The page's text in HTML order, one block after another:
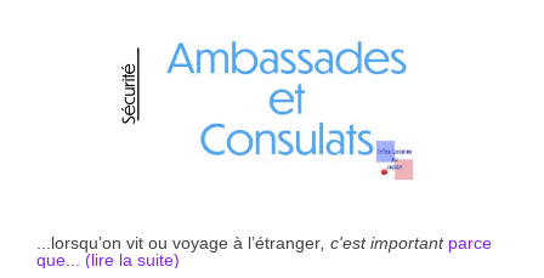
...lorsqu’on vit ou voyage à l’étranger , c'est important parce
que... (lire la suite)